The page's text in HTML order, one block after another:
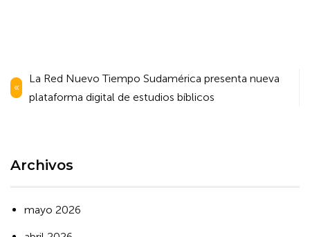
Navegación
de
La Red Nuevo Tiempo Sudamérica presenta nueva
plataforma digital de estudios bíblicos
Archivos
mayo 2026